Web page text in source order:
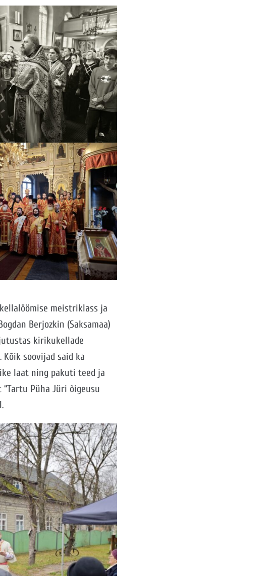
meistriklass ja
Berjozkin (Saksamaa)
kirikukellade
soovijad said ka
laat ning pakuti teed ja
Püha Jüri õigeusu